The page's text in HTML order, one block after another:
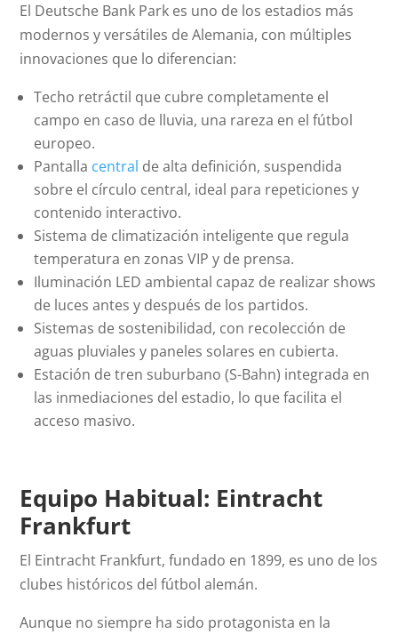
El Deutsche Bank Park es uno de los estadios más
modernos y versátiles de Alemania, con múltiples
innovaciones que lo diferencian:
Techo retráctil que cubre completamente el
campo en caso de lluvia, una rareza en el fútbol
europeo.
Pantalla central de alta definición, suspendida
sobre el círculo central, ideal para repeticiones y
contenido interactivo.
Sistema de climatización inteligente que regula
temperatura en zonas VIP y de prensa.
Iluminación LED ambiental capaz de realizar shows
de luces antes y después de los partidos.
Sistemas de sostenibilidad, con recolección de
aguas pluviales y paneles solares en cubierta.
Estación de tren suburbano (S-Bahn) integrada en
las inmediaciones del estadio, lo que facilita el
acceso masivo.
Equipo Habitual: Eintracht
Frankfurt
El Eintracht Frankfurt, fundado en 1899, es uno de los
clubes históricos del fútbol alemán.
Aunque no siempre ha sido protagonista en la